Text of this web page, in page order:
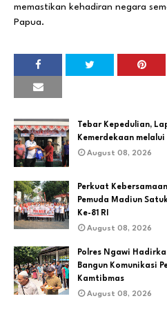
memastikan kehadiran negara
Papua.
Tebar Kepedulian,
Kemerdekaan melalui
August 08, 2026
Perkuat
Pemuda Madiun
Ke-81 RI
August 08, 2026
Polres Ngawi
Bangun Komunikasi
Kamtibmas
August 08, 2026